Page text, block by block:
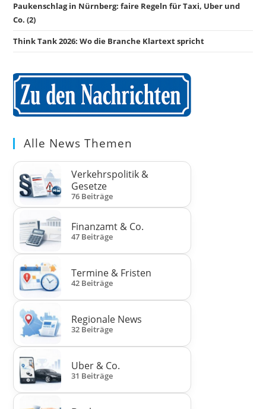
Paukenschlag in Nürnberg: faire Regeln für Taxi, Uber und
Co. (2)
Think Tank 2026: Wo die Branche Klartext spricht
Alle News Themen
Verkehrspolitik &
Gesetze
76 Beiträge
Finanzamt & Co.
47 Beiträge
Termine & Fristen
42 Beiträge
Regionale News
32 Beiträge
Uber & Co.
31 Beiträge